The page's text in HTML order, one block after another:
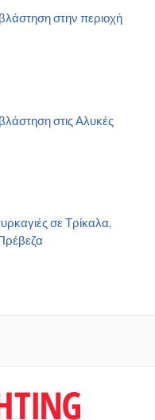
στην περιοχή
στις Αλυκές
σε Τρίκαλα,